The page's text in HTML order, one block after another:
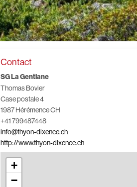
Contact
SG La Gentiane
Thomas Bovier
Case postale 4
1987 Hérémence CH
+41 799487448
info@thyon-dixence.ch
http://www.thyon-dixence.ch
+
−